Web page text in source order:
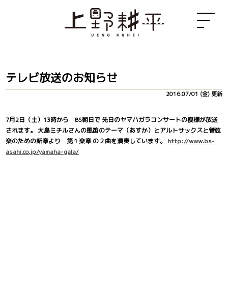
テレビ放送のお知らせ
2016.07/01 (金) 更新
7月2日（土）13時から BS朝日で 先日のヤマハガラコンサートの模様が放送
されます。 大島ミチルさんの風笛のテーマ（あすか）とアルトサックスと管弦
楽のための断章より 第１楽章 の２曲を演奏しています。 http://www.bs-
asahi.co.jp/yamaha-gala/